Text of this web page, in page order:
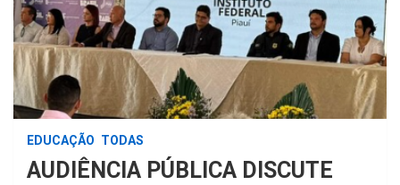
EDUCAÇÃO TODAS
AUDIÊNCIA PÚBLICA DISCUTE